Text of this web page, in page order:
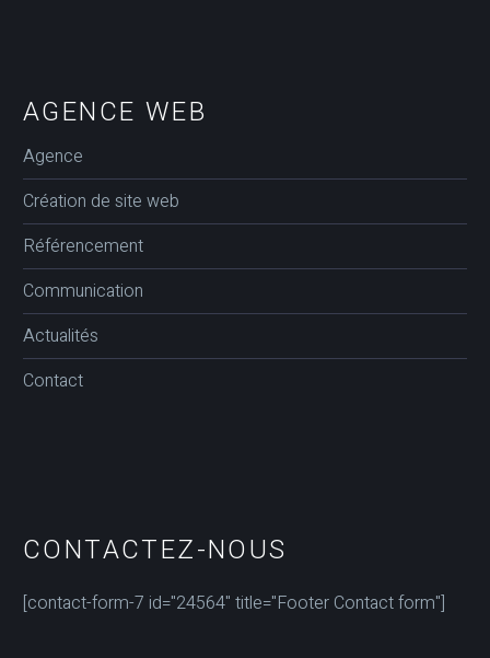
AGENCE WEB
Agence
Création de site web
Référencement
Communication
Actualités
Contact
CONTACTEZ-NOUS
[contact-form-7 id="24564" title="Footer Contact form"]